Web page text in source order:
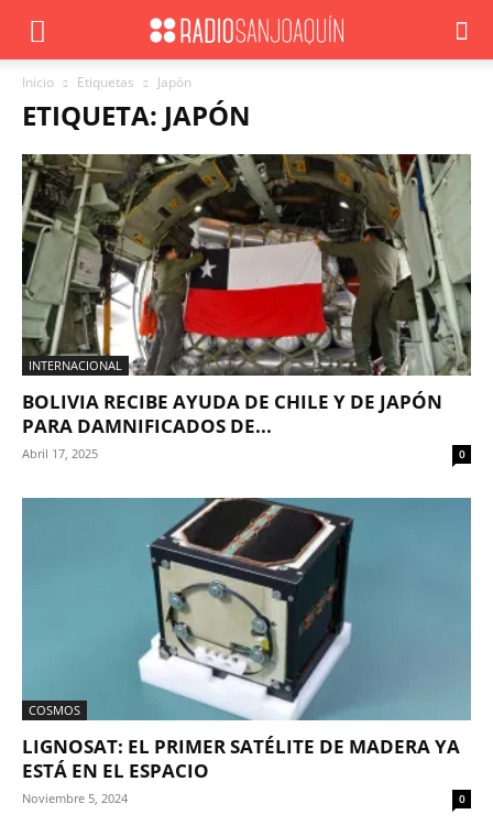
Inicio Etiquetas Japón
ETIQUETA: JAPÓN
INTERNACIONAL
BOLIVIA RECIBE AYUDA DE CHILE Y DE JAPÓN
PARA DAMNIFICADOS DE...
Abril 17, 2025 0
COSMOS
LIGNOSAT: EL PRIMER SATÉLITE DE MADERA YA
ESTÁ EN EL ESPACIO
Noviembre 5, 2024 0